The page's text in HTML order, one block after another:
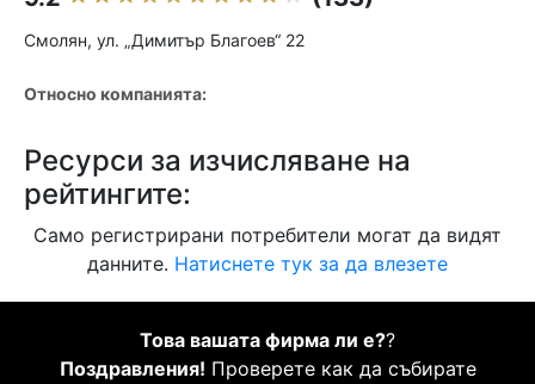
Смолян, ул. „Димитър Благоев“ 22
Относно компанията:
Ресурси за изчисляване на
рейтингите:
Само регистрирани потребители могат да видят
данните. Натиснете тук за да влезете
Това вашата фирма ли е??
Поздравления! Проверете как да събирате